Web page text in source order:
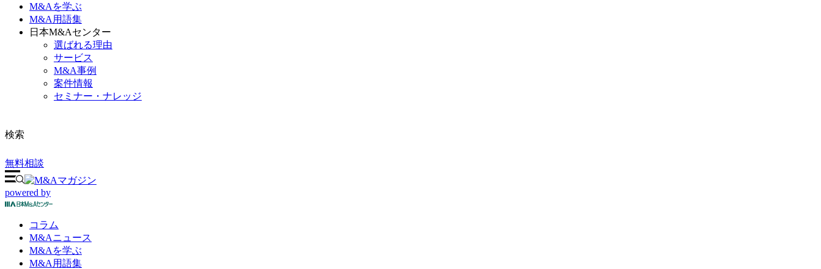
M&Aを学ぶ
M&A用語集
日本M&Aセンター
選ばれる理由
サービス
M&A事例
案件情報
セミナー・ナレッジ
検索
無料相談
powered by
コラム
M&Aニュース
M&Aを学ぶ
M&A 用語集